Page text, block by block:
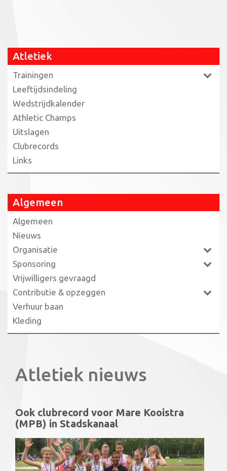
Atletiek
Trainingen
Leeftijdsindeling
Wedstrijdkalender
Athletic Champs
Uitslagen
Clubrecords
Links
Algemeen
Algemeen
Nieuws
Organisatie
Sponsoring
Vrijwilligers gevraagd
Contributie & opzeggen
Verhuur baan
Kleding
Atletiek nieuws
Ook clubrecord voor Mare Kooistra
(MPB) in Stadskanaal